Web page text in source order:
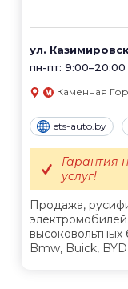
ул.
пн-пт: 9:00–20:00
Каменная
ets-auto.by
Продажа,
Bmw, Buick,
Гарантия
услуг!